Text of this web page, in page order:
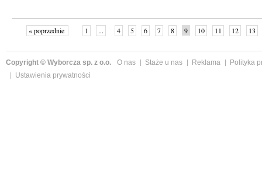
« poprzednie 1 ... 4 5 6 7 8 9 10 11 12 13
Copyright © Wyborcza sp. z o.o. O nas Staże u nas Reklama
Polityka
Ustawienia prywatności